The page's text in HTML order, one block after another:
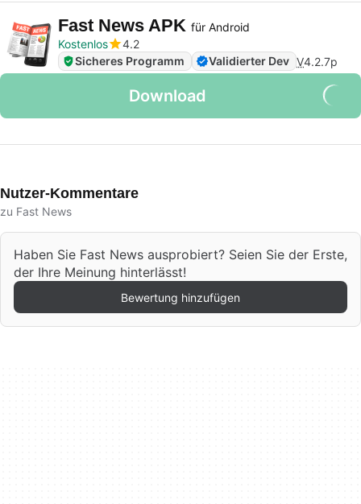
Fast News APK für Android
Kostenlos
4.2
Sicheres Programm
Validierter Dev V4.2.7p
Download
Nutzer-Kommentare
zu Fast News
Haben Sie Fast News ausprobiert? Seien Sie der Erste,
der Ihre Meinung hinterlässt!
Bewertung hinzufügen